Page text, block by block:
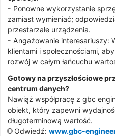
- Ponowne wykorzystanie
zamiast wymieniać;
przestarzałe urządzenia.
- Angażowanie interesariuszy:
klientami i społecznościami,
rozwój w całym łańcuchu
Gotowy na przyszłościowe
centrum danych?
Nawiąż współpracę z gbc
obiekt, który zapewni
długoterminową wartość.
🌐 Odwiedź: www.gbc-